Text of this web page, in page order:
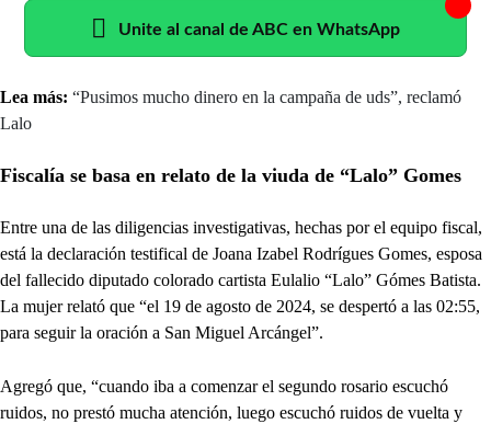
Unite al canal de ABC en WhatsApp
Lea más: “Pusimos mucho dinero en la campaña de uds”, reclamó
Lalo
Fiscalía se basa en relato de la viuda de “Lalo” Gomes
Entre una de las diligencias investigativas, hechas por el equipo fiscal,
está la declaración testifical de Joana Izabel Rodrígues Gomes, esposa
del fallecido diputado colorado cartista Eulalio “Lalo” Gómes Batista.
La mujer relató que “el 19 de agosto de 2024, se despertó a las 02:55,
para seguir la oración a San Miguel Arcángel”.
Agregó que, “cuando iba a comenzar el segundo rosario escuchó
ruidos, no prestó mucha atención, luego escuchó ruidos de vuelta y